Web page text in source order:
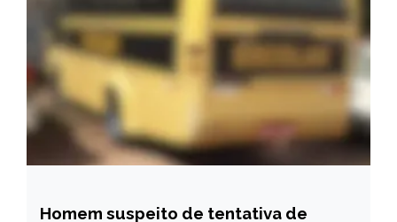
CAPELINHA
Homem suspeito de tentativa de